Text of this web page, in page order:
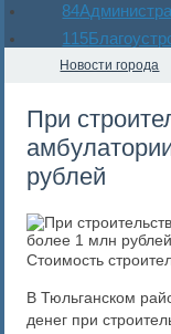
84
115
Новости города
При
рублей
Стоимость
В Тюльганском
денег при